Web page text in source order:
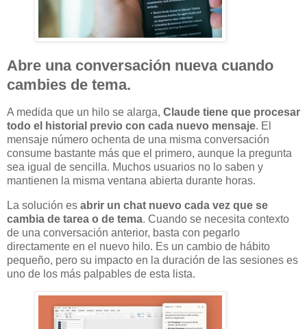
Abre una conversación nueva cuando
cambies de tema.
A medida que un hilo se alarga, Claude tiene que procesar
todo el historial previo con cada nuevo mensaje. El
mensaje número ochenta de una misma conversación
consume bastante más que el primero, aunque la pregunta
sea igual de sencilla. Muchos usuarios no lo saben y
mantienen la misma ventana abierta durante horas.
La solución es abrir un chat nuevo cada vez que se
cambia de tarea o de tema. Cuando se necesita contexto
de una conversación anterior, basta con pegarlo
directamente en el nuevo hilo. Es un cambio de hábito
pequeño, pero su impacto en la duración de las sesiones es
uno de los más palpables de esta lista.